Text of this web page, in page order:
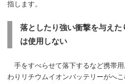
指します。
落としたり強い衝撃を与え
は使用しない
手をすべらせて落下するなど携帯
わりリチウムイオンバッテリーがへ